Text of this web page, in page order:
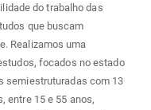
do trabalho das
que buscam
Realizamos uma
focados no estado
semiestruturadas com 13
entre 15 e 55 anos,